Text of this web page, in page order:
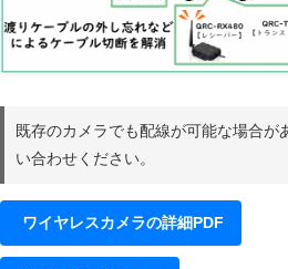
既存のカメラでも配線が可能な場合が
い合わせください。
ワイヤレスカメラの詳細PDF